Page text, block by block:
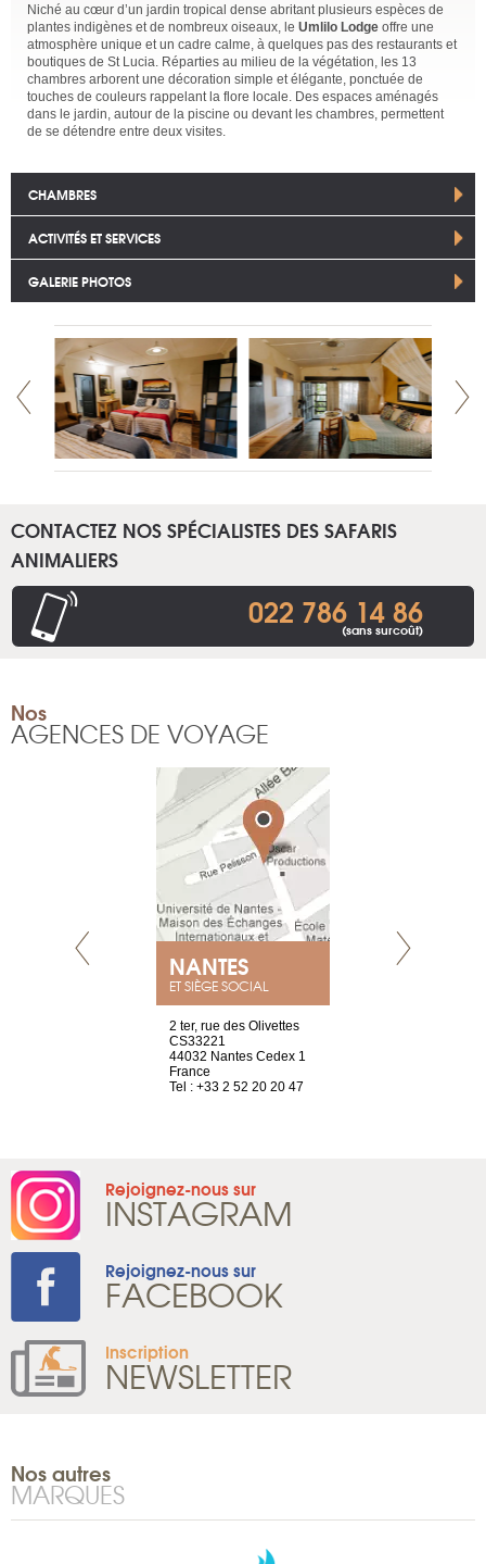
Niché au cœur d’un jardin tropical dense abritant plusieurs espèces de
plantes indigènes et de nombreux oiseaux, le Umlilo Lodge offre une
atmosphère unique et un cadre calme, à quelques pas des restaurants et
boutiques de St Lucia. Réparties au milieu de la végétation, les 13
chambres arborent une décoration simple et élégante, ponctuée de
touches de couleurs rappelant la flore locale. Des espaces aménagés
dans le jardin, autour de la piscine ou devant les chambres, permettent
de se détendre entre deux visites.
CHAMBRES
ACTIVITÉS ET SERVICES
GALERIE PHOTOS
CONTACTEZ NOS SPÉCIALISTES DES SAFARIS
ANIMALIERS
022 786 14 86
(sans surcoût)
Nos
AGENCES DE VOYAGE
NANTES
ET SIÈGE SOCIAL
2 ter, rue des Olivettes
CS33221
44032 Nantes Cedex 1
France
Tel : +33 2 52 20 20 47
Rejoignez-nous sur
INSTAGRAM
Rejoignez-nous sur
FACEBOOK
Inscription
NEWSLETTER
Nos autres
MARQUES